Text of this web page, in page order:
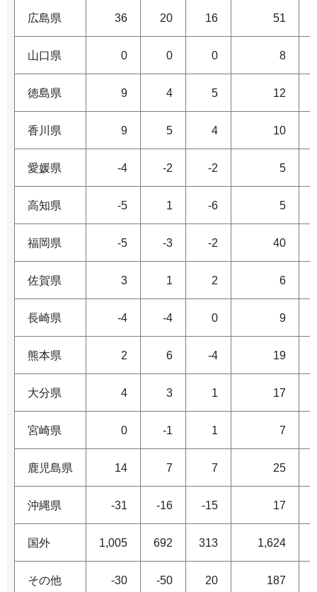
広島県 36 20 16 51
山口県 0 0 0 8
徳島県 9 4 5 12
香川県 9 5 4 10
愛媛県 -4 -2 -2 5
高知県 -5 1 -6 5
福岡県 -5 -3 -2 40
佐賀県 3 1 2 6
長崎県 -4 -4 0 9
熊本県 2 6 -4 19
大分県 4 3 1 17
宮崎県 0 -1 1 7
鹿児島県 14 7 7 25
沖縄県 -31 -16 -15 17
国外 1,005 692 313 1,624
その他 -30 -50 20 187